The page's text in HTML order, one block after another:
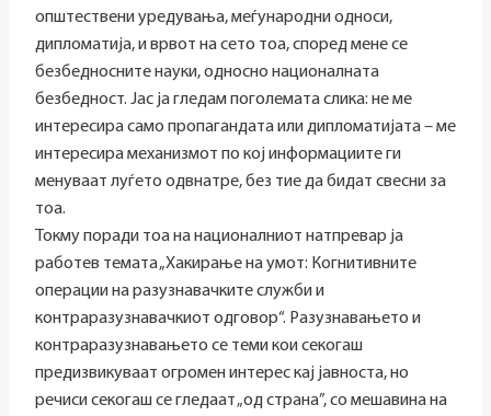
општествени уредувања, меѓународни односи,
дипломатија, и врвот на сето тоа, според мене се
безбедносните науки, односно националната
безбедност. Јас ја гледам поголемата слика: не ме
интересира само пропагандата или дипломатијата – ме
интересира механизмот по кој информациите ги
менуваат луѓето одвнатре, без тие да бидат свесни за
тоа.
Токму поради тоа на националниот натпревар ја
работев темата „Хакирање на умот: Когнитивните
операции на разузнавачките служби и
контраразузнавачкиот одговор“. Разузнавањето и
контраразузнавањето се теми кои секогаш
предизвикуваат огромен интерес кај јавноста, но
речиси секогаш се гледаат „од страна”, со мешавина на